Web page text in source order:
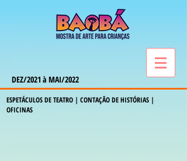
DEZ/2021 à MAI/2022
ESPETÁCULOS DE TEATRO | CONTAÇÃO DE HISTÓRIAS |
OFICINAS